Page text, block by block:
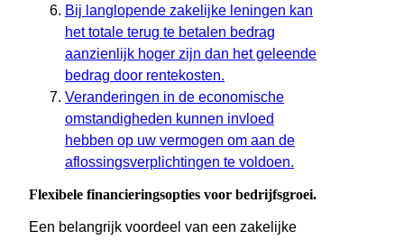
Bij langlopende zakelijke leningen kan
het totale terug te betalen bedrag
aanzienlijk hoger zijn dan het geleende
bedrag door rentekosten.
Veranderingen in de economische
omstandigheden kunnen invloed
hebben op uw vermogen om aan de
aflossingsverplichtingen te voldoen.
Flexibele financieringsopties voor bedrijfsgroei.
Een belangrijk voordeel van een zakelijke